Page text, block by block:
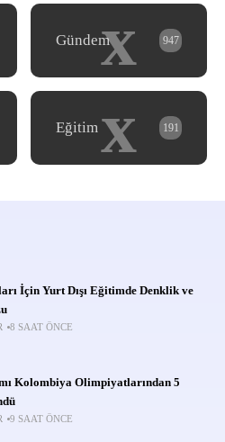
x
Gündem 947
x
Eğitim 191
İçin Yurt Dışı Eğitimde Denklik ve
8 SAAT ÖNCE
Kolombiya Olimpiyatlarından 5
9 SAAT ÖNCE